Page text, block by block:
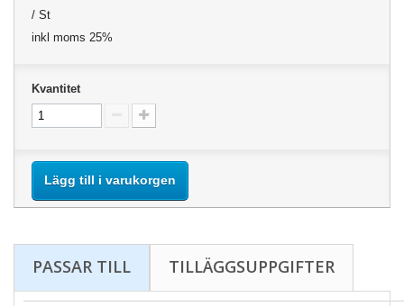
/ St
inkl moms 25%
Kvantitet
Lägg till i varukorgen
PASSAR TILL TILLÄGGSUPPGIFTER